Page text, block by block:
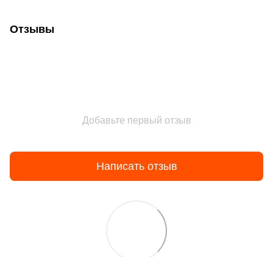
Отзывы
Добавьте первый отзыв
Написать отзыв